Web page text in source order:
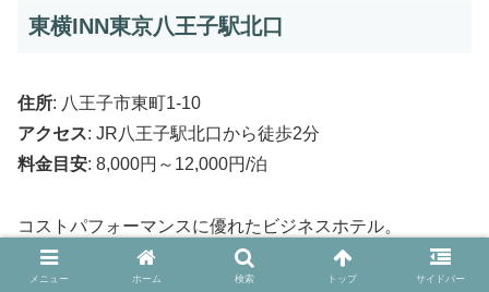
東横INN東京八王子駅北口
住所: 八王子市東町1-10
アクセス: JR八王子駅北口から徒歩2分
料金目安: 8,000円～12,000円/泊
コストパフォーマンスに優れたビジネスホテル。
清潔で快適な客室と無料朝食サービスが魅力。花火大会後
メニュー ホーム 検索 トップ サイドバー